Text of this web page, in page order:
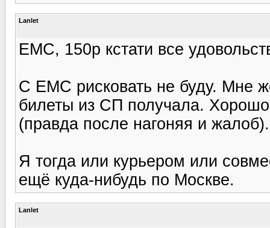
Lanlet
ЕМС, 150р кстати все
С ЕМС рисковать не буду. Мне
билеты из СП получала. Хорошо
(правда после нагоняя и жалоб).
Я тогда или курьером или
ещё куда-нибудь по Москве.
Lanlet